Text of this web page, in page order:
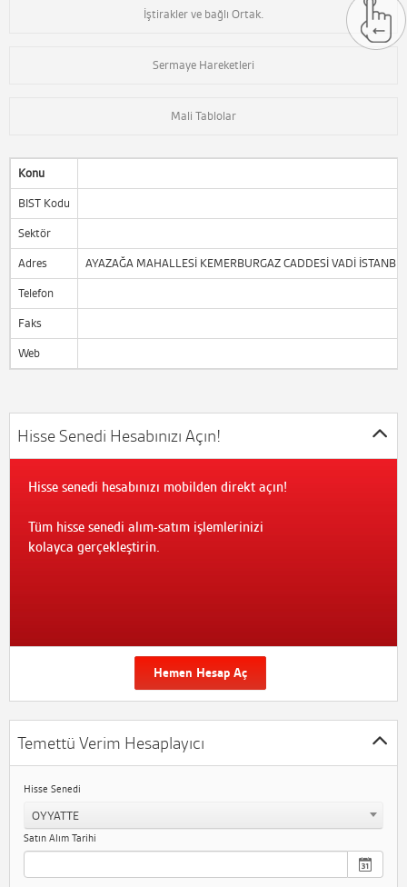
İştirakler ve bağlı Ortak.
Sermaye Hareketleri
Mali Tablolar
Konu
BIST Kodu
Sektör
Adres AYAZAĞA MAHALLESİ KEMERBURGAZ CADDESİ VADİ
Telefon
Faks
Web
Hisse Senedi Hesabınızı Açın!
Hisse senedi hesabınızı mobilden direkt açın!
Tüm hisse senedi alım-satım işlemlerinizi
kolayca gerçekleştirin.
Hemen Hesap Aç
Temettü Verim Hesaplayıcı
Hisse Senedi
OYYATTE
Satın Alım Tarihi